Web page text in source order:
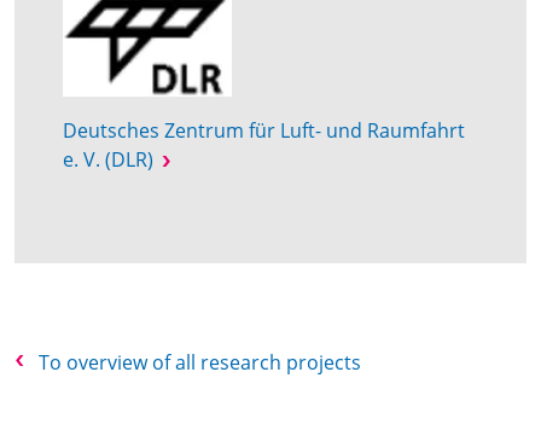
Deutsches Zentrum für Luft- und Raumfahrt
e. V. (DLR)
To overview of all research projects